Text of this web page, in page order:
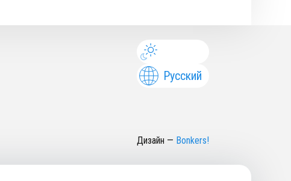
Русский
Дизайн — Bonkers!